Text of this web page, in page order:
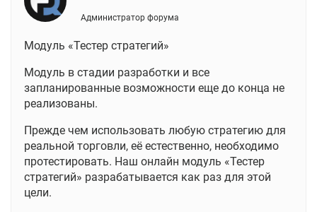
Администратор форума
Модуль «Тестер стратегий»
Модуль в стадии разработки и все
запланированные возможности еще до конца не
реализованы.
Прежде чем использовать любую стратегию для
реальной торговли, её естественно, необходимо
протестировать. Наш онлайн модуль «Тестер
стратегий» разрабатывается как раз для этой
цели.